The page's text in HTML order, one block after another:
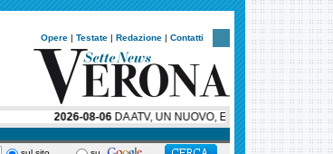
Opere | Testate | Redazione | Contatti
2026-08-06DA ATV, UN NUOVO, ESCLUSIVO, SUPER